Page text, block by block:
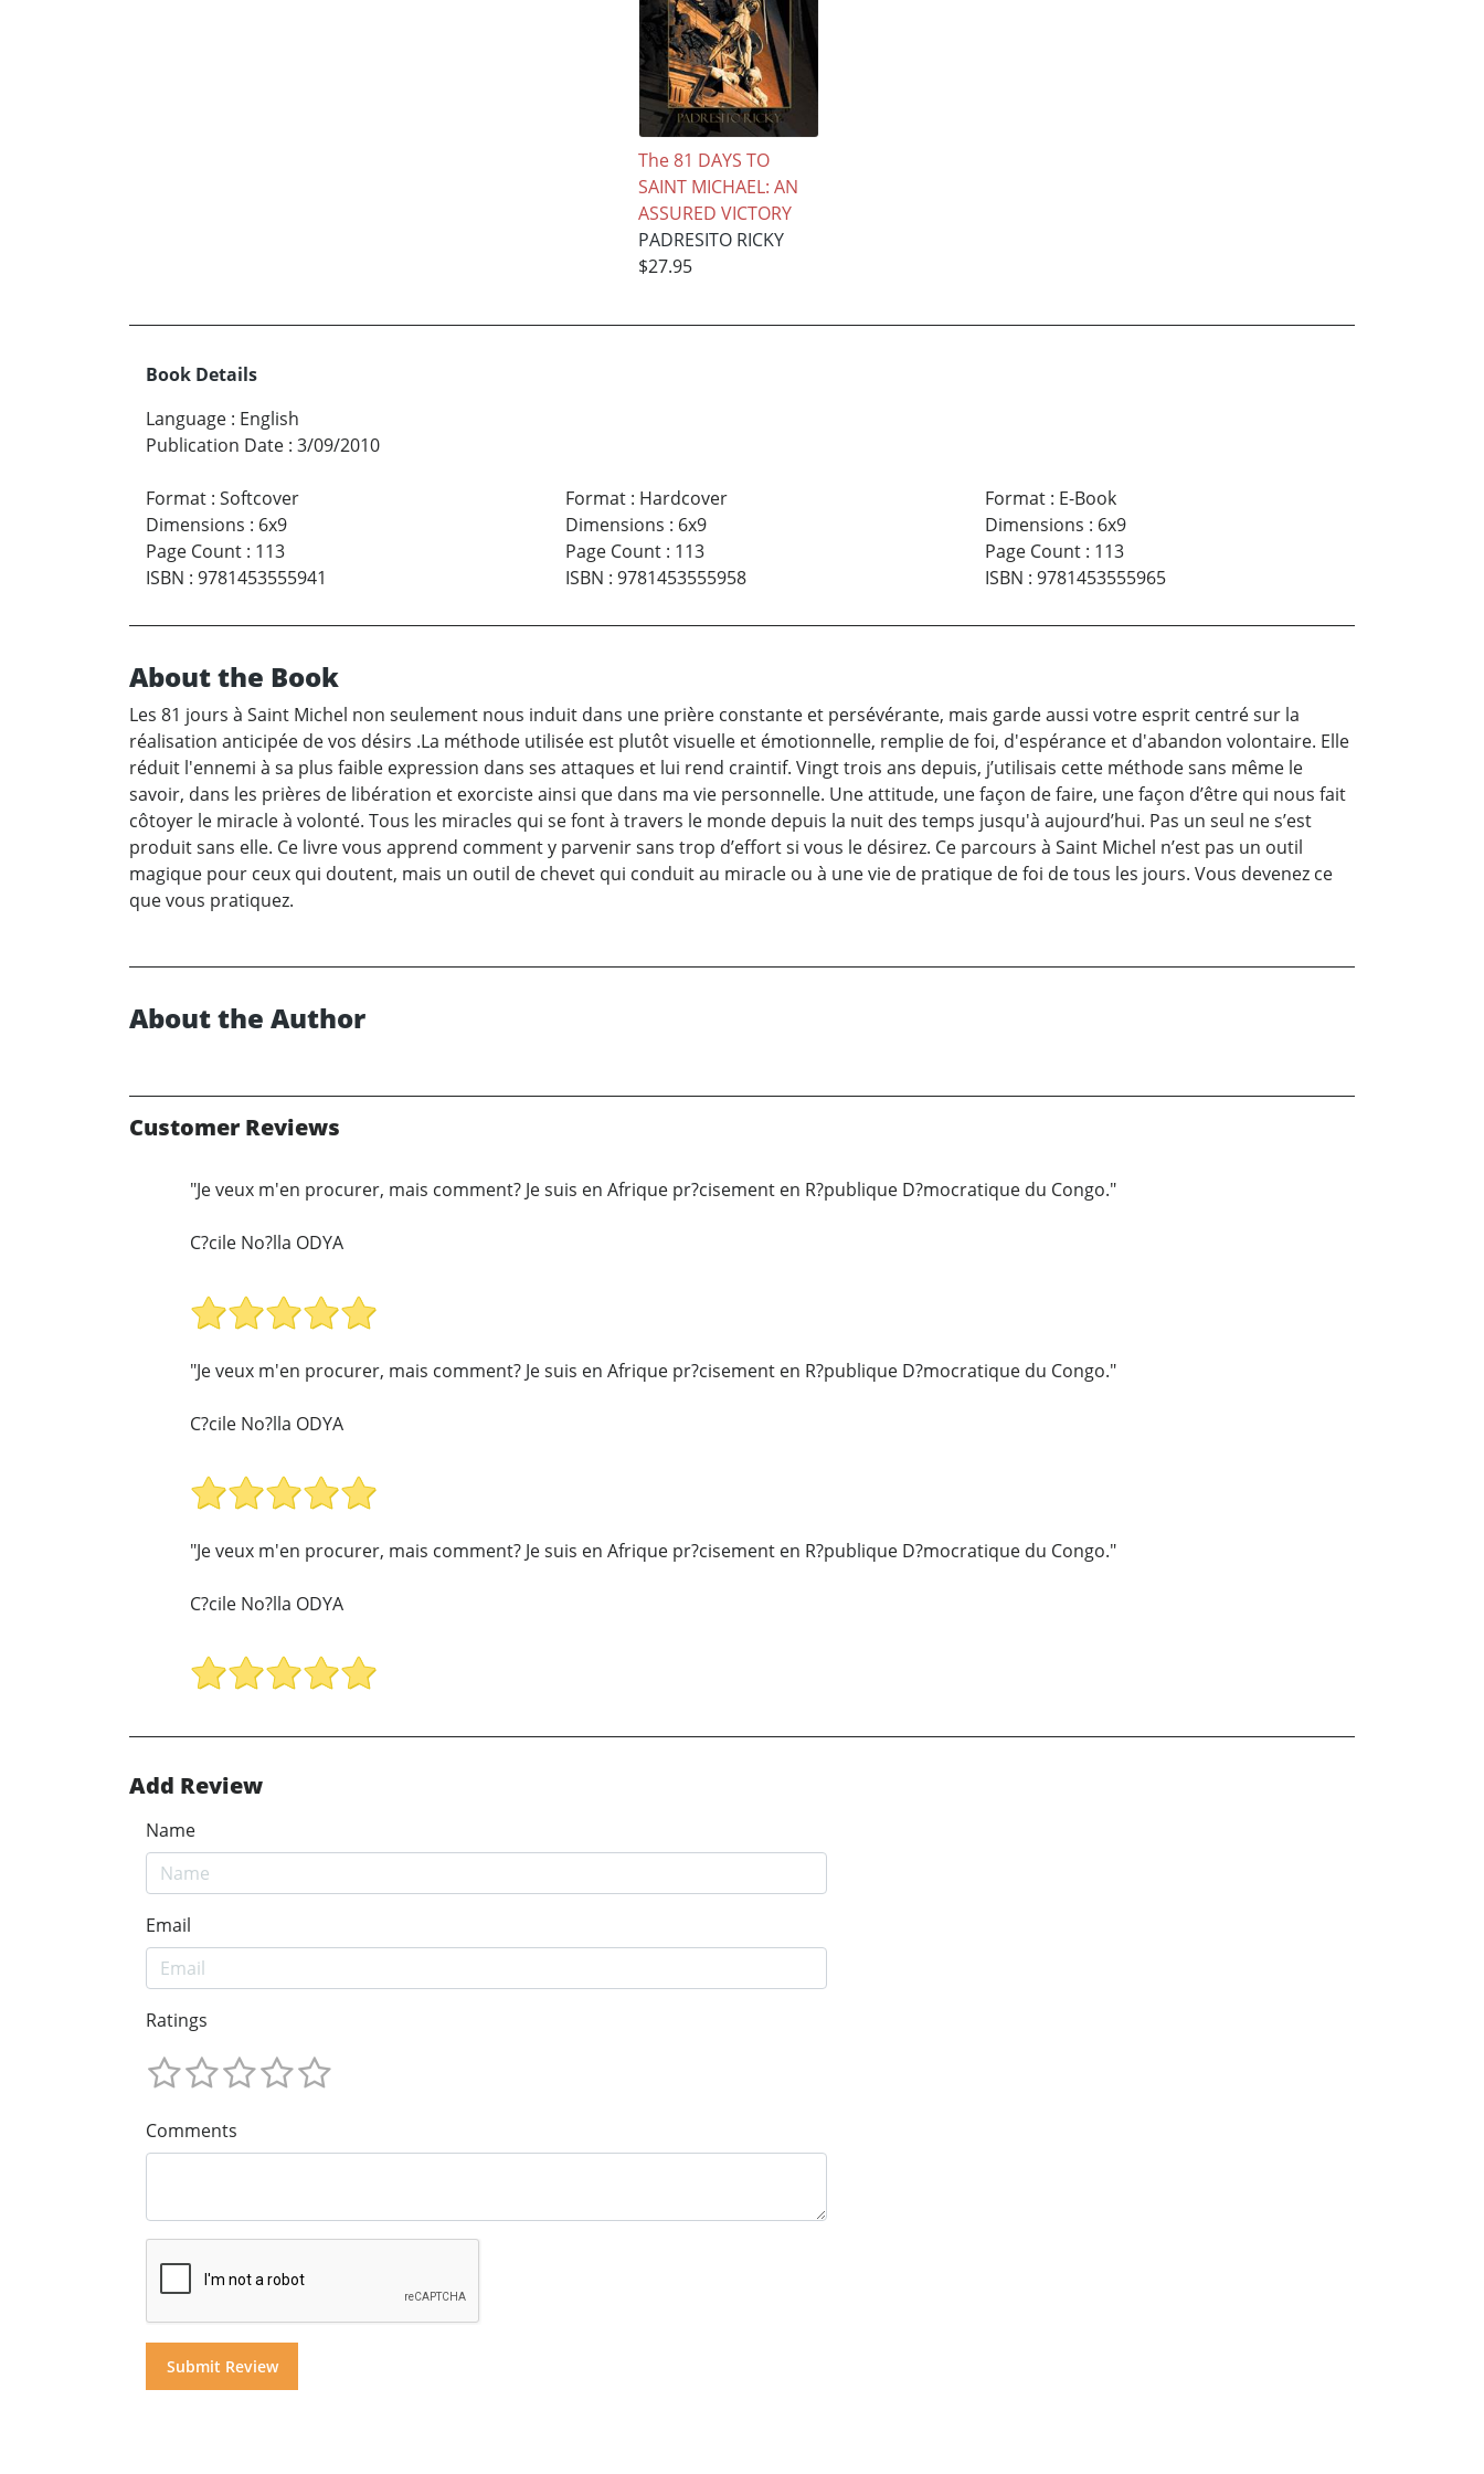
The 81 DAYS TO
SAINT MICHAEL: AN
ASSURED VICTORY
PADRESITO RICKY
$27.95
Book Details
Language : English
Publication Date : 3/09/2010
Format : Softcover
Dimensions : 6x9
Page Count : 113
ISBN : 9781453555941
Format: Hardcover
Dimensions : 6x9
Page Count: 113
ISBN : 9781453555958
Format: E-Book
Dimensions : 6x9
Page Count: 113
ISBN : 9781453555965
About the Book
Les 81 jours à Saint Michel non seulement nous induit dans une prière constante et persévérante, mais garde aussi votre esprit centré sur la
réalisation anticipée de vos désirs .La méthode utilisée est plutôt visuelle et émotionnelle, remplie de foi, d'espérance et d'abandon volontaire. Elle
réduit l'ennemi à sa plus faible expression dans ses attaques et lui rend craintif. Vingt trois ans depuis, j’utilisais cette méthode sans même le
savoir, dans les prières de libération et exorciste ainsi que dans ma vie personnelle. Une attitude, une façon de faire, une façon d’être qui nous fait
côtoyer le miracle à volonté. Tous les miracles qui se font à travers le monde depuis la nuit des temps jusqu'à aujourd’hui. Pas un seul ne s’est
produit sans elle. Ce livre vous apprend comment y parvenir sans trop d’effort si vous le désirez. Ce parcours à Saint Michel n’est pas un outil
magique pour ceux qui doutent, mais un outil de chevet qui conduit au miracle ou à une vie de pratique de foi de tous les jours. Vous devenez ce
que vous pratiquez.
About the Author
Customer Reviews
"Je veux m'en procurer, mais comment? Je suis en Afrique pr?cisement en R?publique D?mocratique du Congo."
C?cile No?lla ODYA
"Je veux m'en procurer, mais comment? Je suis en Afrique pr?cisement en R?publique D?mocratique du Congo."
C?cile No?lla ODYA
"Je veux m'en procurer, mais comment? Je suis en Afrique pr?cisement en R?publique D?mocratique du Congo."
C?cile No?lla ODYA
Add Review
Name
Email
Ratings
Comments